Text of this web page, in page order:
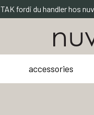
TAK fordi du handler hos
accessories